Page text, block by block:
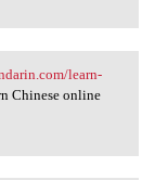
learn-
Chinese online